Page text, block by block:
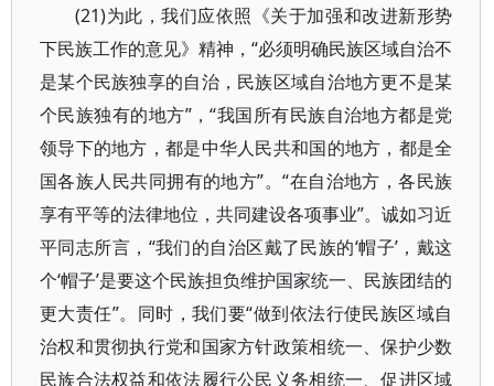
(21)为此，我们应依照《关于加强和改进新形势
下民族工作的意见》精神，“必须明确民族区域自治不
是某个民族独享的自治，民族区域自治地方更不是某
个民族独有的地方”，“我国所有民族自治地方都是党
领导下的地方，都是中华人民共和国的地方，都是全
国各族人民共同拥有的地方”。“在自治地方，各民族
享有平等的法律地位，共同建设各项事业”。诚如习近
平同志所言，“我们的自治区戴了民族的‘帽子’，戴这
个‘帽子’是要这个民族担负维护国家统一、民族团结的
更大责任”。同时，我们要“做到依法行使民族区域自
治权和贯彻执行党和国家方针政策相统一、保护少数
民族合法权益和依法履行公民义务相统一、促进区域